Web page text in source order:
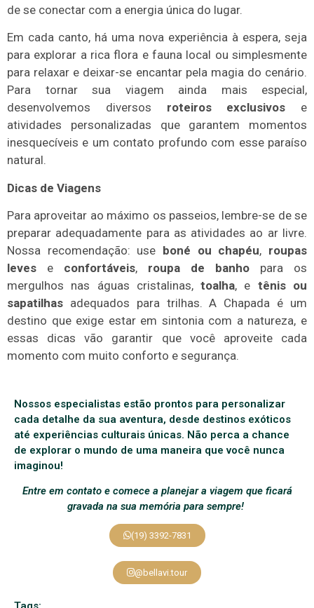
de se conectar com a energia única do lugar.
Em cada canto, há uma nova experiência à espera, seja
para explorar a rica flora e fauna local ou simplesmente
para relaxar e deixar-se encantar pela magia do cenário.
Para tornar sua viagem ainda mais especial,
desenvolvemos diversos roteiros exclusivos e
atividades personalizadas que garantem momentos
inesquecíveis e um contato profundo com esse paraíso
natural.
Dicas de Viagens
Para aproveitar ao máximo os passeios, lembre-se de se
preparar adequadamente para as atividades ao ar livre.
Nossa recomendação: use boné ou chapéu, roupas
leves e confortáveis, roupa de banho para os
mergulhos nas águas cristalinas,toalha, e tênis ou
sapatilhas adequados para trilhas. A Chapada é um
destino que exige estar em sintonia com a natureza, e
essas dicas vão garantir que você aproveite cada
momento com muito conforto e segurança.
Nossos especialistas estão prontos para personalizar
cada detalhe da sua aventura, desde destinos exóticos
até experiências culturais únicas. Não perca a chance
de explorar o mundo de uma maneira que você nunca
imaginou!
Entre em contato e comece a planejar a viagem que ficará
gravada na sua memória para sempre!
(19) 3392-7831
@bellavi.tour